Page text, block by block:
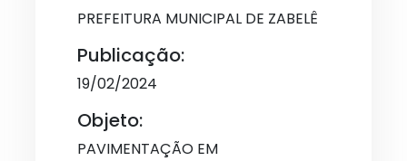
PREFEITURA MUNICIPAL DE ZABELÊ
Publicação:
19/02/2024
Objeto:
PAVIMENTAÇÃO EM